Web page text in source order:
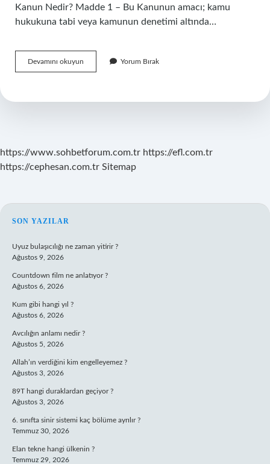
Kanun Nedir? Madde 1 – Bu Kanunun amacı; kamu
hukukuna tabi veya kamunun denetimi altında…
Devamını okuyun
Tane
Var
Yorum Bırak
https://www.sohbetforum.com.tr https://efl.com.tr
https://cephesan.com.tr Sitemap
SIDEBAR
SON YAZILAR
Uyuz bulaşıcılığı ne zaman yitirir ?
Ağustos 9, 2026
Countdown film ne anlatıyor ?
Ağustos 6, 2026
Kum gibi hangi yıl ?
Ağustos 6, 2026
Avcılığın anlamı nedir ?
Ağustos 5, 2026
Allah’ın verdiğini kim engelleyemez ?
Ağustos 3, 2026
89T hangi duraklardan geçiyor ?
Ağustos 3, 2026
6. sınıfta sinir sistemi kaç bölüme ayrılır ?
Temmuz 30, 2026
Elan tekne hangi ülkenin ?
Temmuz 29, 2026